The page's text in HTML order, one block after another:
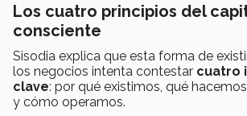
Los cuatro principios del
consciente
Sisodia explica que esta forma de
los negocios intenta contestar cuatro
clave: por qué existimos, qué
y cómo operamos.